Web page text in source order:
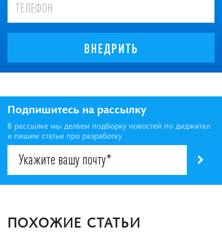
ВНЕДРИТЬ
Подпишитесь на рассылку
В рассылке мы делаем подборку новостей по диджитал
и пишем статьи про разработку
ПОХОЖИЕ СТАТЬИ